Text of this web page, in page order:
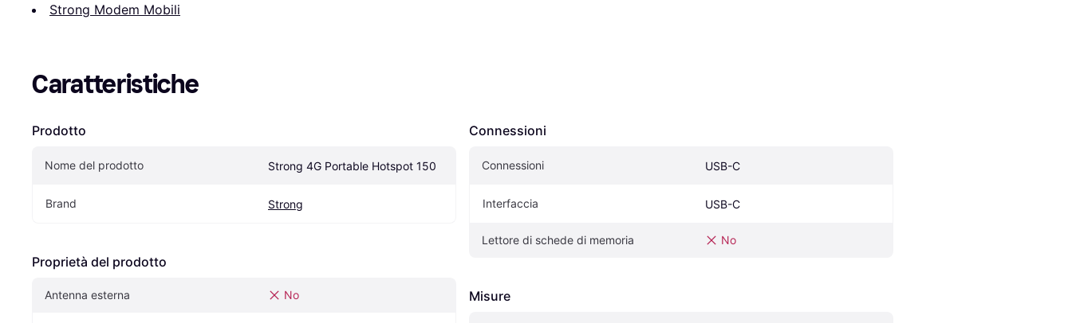
Strong Modem Mobili
Caratteristiche
Prodotto
Nome del prodotto Strong 4G Portable Hotspot 150
Brand Strong
Proprietà del prodotto
Antenna esterna No
Connessioni
Connessioni USB-C
Interfaccia USB-C
Lettore di schede di memoria No
Misure